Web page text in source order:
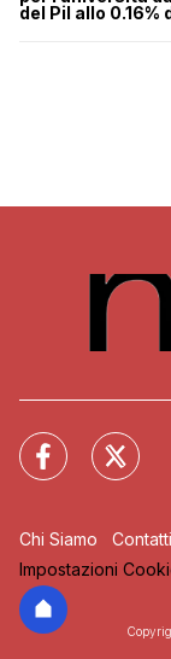
del Pil allo 0.16%
Chi Siamo Contatti
Impostazioni